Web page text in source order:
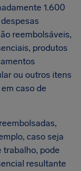
1.600
reembolsáveis,
produtos
ou outros itens
caso de
caso seja
trabalho, pode
resultante